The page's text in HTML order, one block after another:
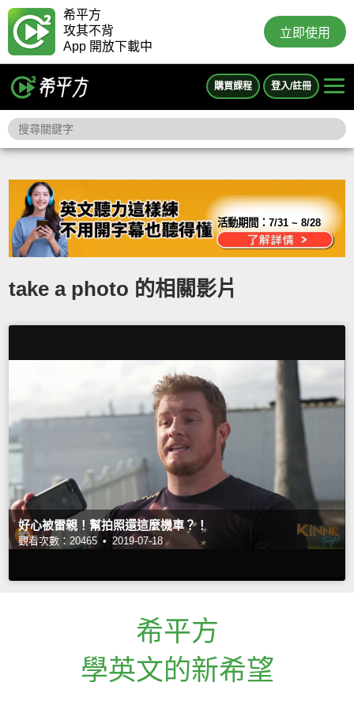
希平方
攻其不背
App 開放下載中
立即使用
購買課程 登入/註冊
活動期間：7/31 ~ 8/28
take a photo 的相關影片
好心被雷親！幫拍照還這麼機車？！
觀看次數：20465 • 2019-07-18
希平方
學英文的新希望